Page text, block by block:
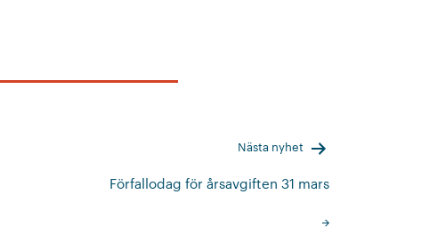
Nästa nyhet
Förfallodag för årsavgiften 31 mars